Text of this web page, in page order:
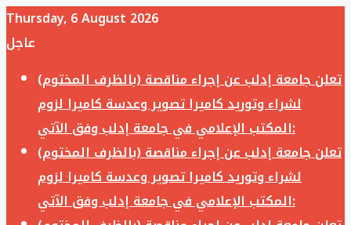
Thursday, 6 August 2026
عاجل
تعلن جامعة إدلب عن إجراء مناقصة (بالظرف المختوم)
لشراء وتوريد كاميرا تصوير وعدسة كاميرا لزوم
المكتب الإعلامي في جامعة إدلب وفق الآتي:
تعلن جامعة إدلب عن إجراء مناقصة (بالظرف المختوم)
لشراء وتوريد كاميرا تصوير وعدسة كاميرا لزوم
المكتب الإعلامي في جامعة إدلب وفق الآتي: